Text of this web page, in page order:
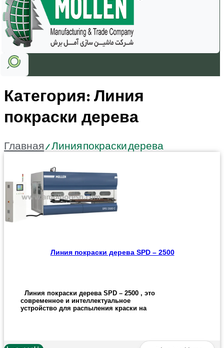
Категория: Линия
покраски дерева
Главная/ Линия покраски дерева
Линия покраски дерева SPD – 2500
Линия покраски дерева SPD – 2500 , это
современное и интеллектуальное
устройство для распыления краски на